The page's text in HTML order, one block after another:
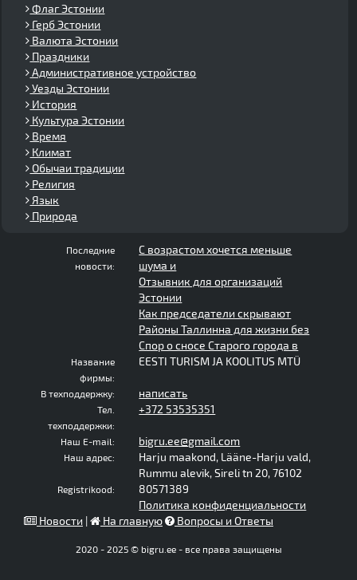
Флаг Эстонии
Герб Эстонии
Валюта Эстонии
Праздники
Административное устройство
Уезды Эстонии
История
Культура Эстонии
Время
Климат
Обычаи традиции
Религия
Язык
Природа
Последние
новости:
С возрастом хочется меньше
шума и
Отзывник для организаций
Эстонии
Как председатели скрывают
Районы Таллинна для жизни без
Спор о сносе Старого города в
Название
фирмы:
EESTI TURISM JA KOOLITUS MTÜ
В техподдержку: написать
Тел.
техподдержки:
+372 53535351
Наш E-mail: bigru.ee@gmail.com
Наш адрес:
Harju maakond, Lääne-Harju vald,
Rummu alevik, Sireli tn 20, 76102
Registrikood:
80571389
Политика конфиденциальности
Новости | На главную Вопросы и Ответы
2020 - 2025 © bigru.ee - все права защищены